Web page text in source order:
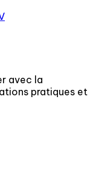
avec la
pratiques et